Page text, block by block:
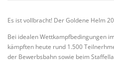
Es ist vollbracht! Der Goldene Helm
Bei idealen Wettkampfbedingungen
kämpften heute rund 1.500
der Bewerbsbahn sowie beim